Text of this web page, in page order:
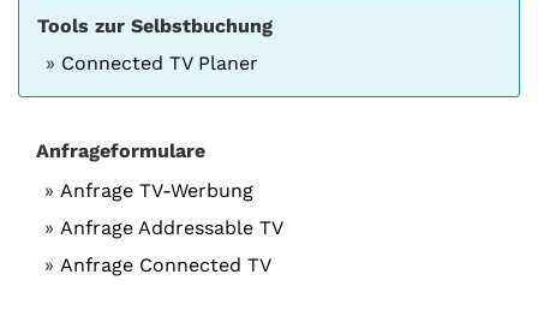
Tools zur Selbstbuchung
Connected TV Planer
Anfrageformulare
Anfrage TV-Werbung
Anfrage Addressable TV
Anfrage Connected TV